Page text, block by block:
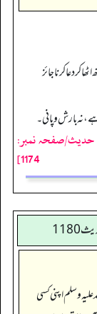
کر دعا کرنا جائز
نہ بارش و پانی۔
حدیث/صفحہ نمبر:
1174]
وسلم اپنی کسی